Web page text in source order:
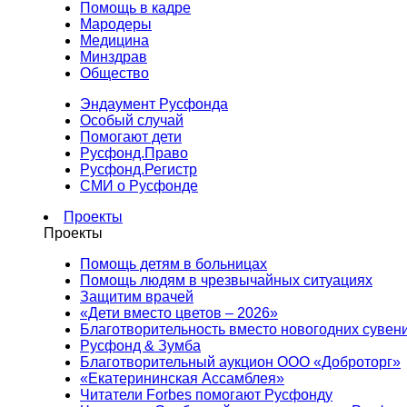
Помощь в кадре
Мародеры
Медицина
Минздрав
Общество
Эндаумент Русфонда
Особый случай
Помогают дети
Русфонд.Право
Русфонд.Регистр
СМИ о Русфонде
Проекты
Проекты
Помощь детям в больницах
Помощь людям в чрезвычайных ситуациях
Защитим врачей
«Дети вместо цветов – 2026»
Благотворительность вместо новогодних
Русфонд & Зумба
Благотворительный аукцион ООО «Доброторг»
«Екатерининская Ассамблея»
Читатели Forbes помогают Русфонду